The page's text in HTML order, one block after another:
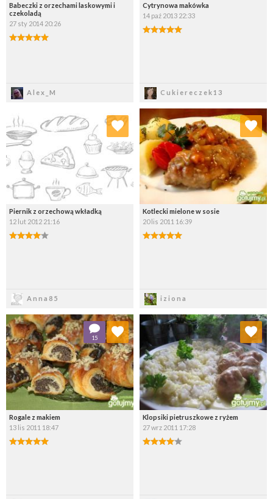
Babeczki z orzechami laskowymi i
czekoladą
27 sty 2014 20:26
Alex_M
Cytrynowa makówka
14 paź 2013 22:33
Cukiereczek13
Piernik z orzechową wkładką
12 lut 2012 21:16
Anna85
Dodaj do ulubionych
Wybierz listę:
Kotlecki mielone w sosie
20 lis 2011 16:39
iziona
Dodaj do ulubionych
Wybierz listę:
Rogale z makiem
13 lis 2011 18:47
15
Dodaj do ulubionych
Wybierz listę:
Klopsiki pietruszkowe z ryżem
27 wrz 2011 17:28
Dodaj do ulubionych
Wybierz listę: